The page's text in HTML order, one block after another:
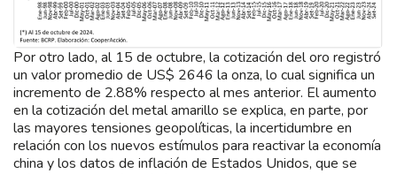
Por otro lado, al 15 de octubre, la cotización del oro registró
un valor promedio de US$ 2646 la onza, lo cual significa un
incremento de 2.88% respecto al mes anterior. El aumento
en la cotización del metal amarillo se explica, en parte, por
las mayores tensiones geopolíticas, la incertidumbre en
relación con los nuevos estímulos para reactivar la economía
china y los datos de inflación de Estados Unidos, que se